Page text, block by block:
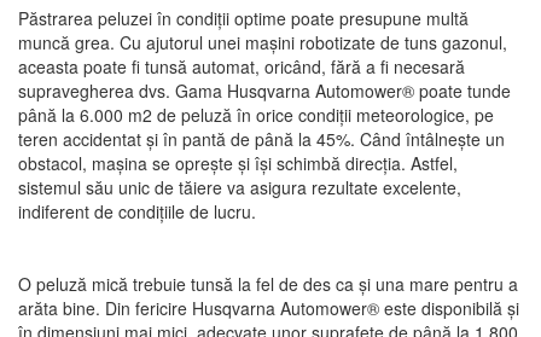
Păstrarea peluzei în condiţii optime poate presupune multă
muncă grea. Cu ajutorul unei maşini robotizate de tuns gazonul,
aceasta poate fi tunsă automat, oricând, fără a fi necesară
supravegherea dvs. Gama Husqvarna Automower® poate tunde
până la 6.000 m2 de peluză în orice condiţii meteorologice, pe
teren accidentat şi în pantă de până la 45%. Când întâlneşte un
obstacol, maşina se opreşte şi îşi schimbă direcţia. Astfel,
sistemul său unic de tăiere va asigura rezultate excelente,
indiferent de condiţiile de lucru.
O peluză mică trebuie tunsă la fel de des ca şi una mare pentru a
arăta bine. Din fericire Husqvarna Automower® este disponibilă şi
în dimensiuni mai mici, adecvate unor suprafeţe de până la 1.800